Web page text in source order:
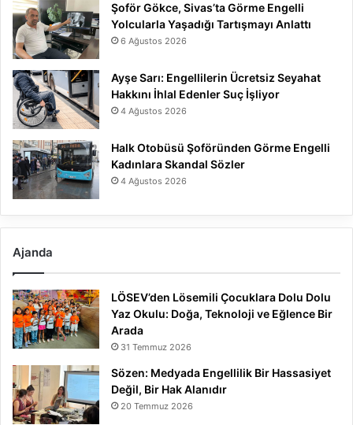
Şoför Gökce, Sivas’ta Görme Engelli
Yolcularla Yaşadığı Tartışmayı Anlattı
6 Ağustos 2026
Ayşe Sarı: Engellilerin Ücretsiz Seyahat
Hakkını İhlal Edenler Suç İşliyor
4 Ağustos 2026
Halk Otobüsü Şoföründen Görme Engelli
Kadınlara Skandal Sözler
4 Ağustos 2026
Ajanda
LÖSEV’den Lösemili Çocuklara Dolu Dolu
Yaz Okulu: Doğa, Teknoloji ve Eğlence Bir
Arada
31 Temmuz 2026
Sözen: Medyada Engellilik Bir Hassasiyet
Değil, Bir Hak Alanıdır
20 Temmuz 2026